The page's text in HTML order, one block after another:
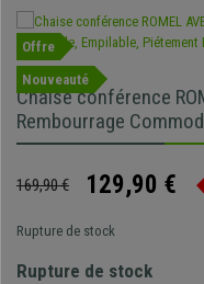
Offre
Nouveauté
Chaise conférence
Rembourrage
169,90 € 129,90 €
Rupture de stock
Rupture de stock